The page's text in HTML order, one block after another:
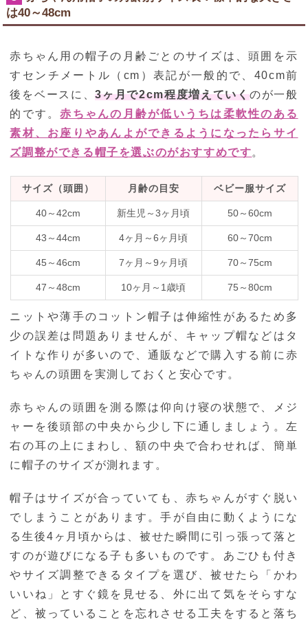
は40～48cm
赤ちゃん用の帽子の月齢ごとのサイズは、頭囲を示
すセンチメートル（cm）表記が一般的で、40cm前
後をベースに、3ヶ月で2cm程度増えていくのが一般
的です。赤ちゃんの月齢が低いうちは柔軟性のある
素材、お座りやあんよができるようになったらサイ
ズ調整ができる帽子を選ぶのがおすすめです。
サイズ（頭囲） 月齢の目安 ベビー服サイズ
40～42cm 新生児～3ヶ月頃 50～60cm
43～44cm 4ヶ月～6ヶ月頃 60～70cm
45～46cm 7ヶ月～9ヶ月頃 70～75cm
47～48cm 10ヶ月～1歳頃 75～80cm
ニットや薄手のコットン帽子は伸縮性があるため多
少の誤差は問題ありませんが、キャップ帽などはタ
イトな作りが多いので、通販などで購入する前に赤
ちゃんの頭囲を実測しておくと安心です。
赤ちゃんの頭囲を測る際は仰向け寝の状態で、メジ
ャーを後頭部の中央から少し下に通しましょう。左
右の耳の上にまわし、額の中央で合わせれば、簡単
に帽子のサイズが測れます。
帽子はサイズが合っていても、赤ちゃんがすぐ脱い
でしまうことがあります。手が自由に動くようにな
る生後4ヶ月頃からは、被せた瞬間に引っ張って落と
すのが遊びになる子も多いものです。あごひも付き
やサイズ調整できるタイプを選び、被せたら「かわ
いいね」とすぐ鏡を見せる、外に出て気をそらすな
ど、被っていることを忘れさせる工夫をすると落ち